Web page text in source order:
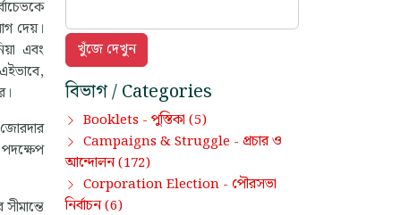
দেয়।
এবং
জোরদার
বিভাগ / Categories
Booklets - পুস্তিকা (5)
Campaigns & Struggle - প্রচার ও
আন্দোলন(172)
Corporation Election - পৌরসভা
নির্বাচন(6)